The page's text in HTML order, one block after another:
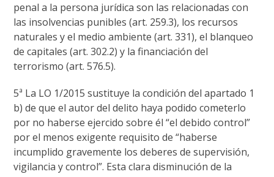
penal a la persona jurídica son las relacionadas con
las insolvencias punibles (art. 259.3), los recursos
naturales y el medio ambiente (art. 331), el blanqueo
de capitales (art. 302.2) y la financiación del
terrorismo (art. 576.5).
5ª La LO 1/2015 sustituye la condición del apartado 1
b) de que el autor del delito haya podido cometerlo
por no haberse ejercido sobre él “el debido control”
por el menos exigente requisito de “haberse
incumplido gravemente los deberes de supervisión,
vigilancia y control”. Esta clara disminución de la